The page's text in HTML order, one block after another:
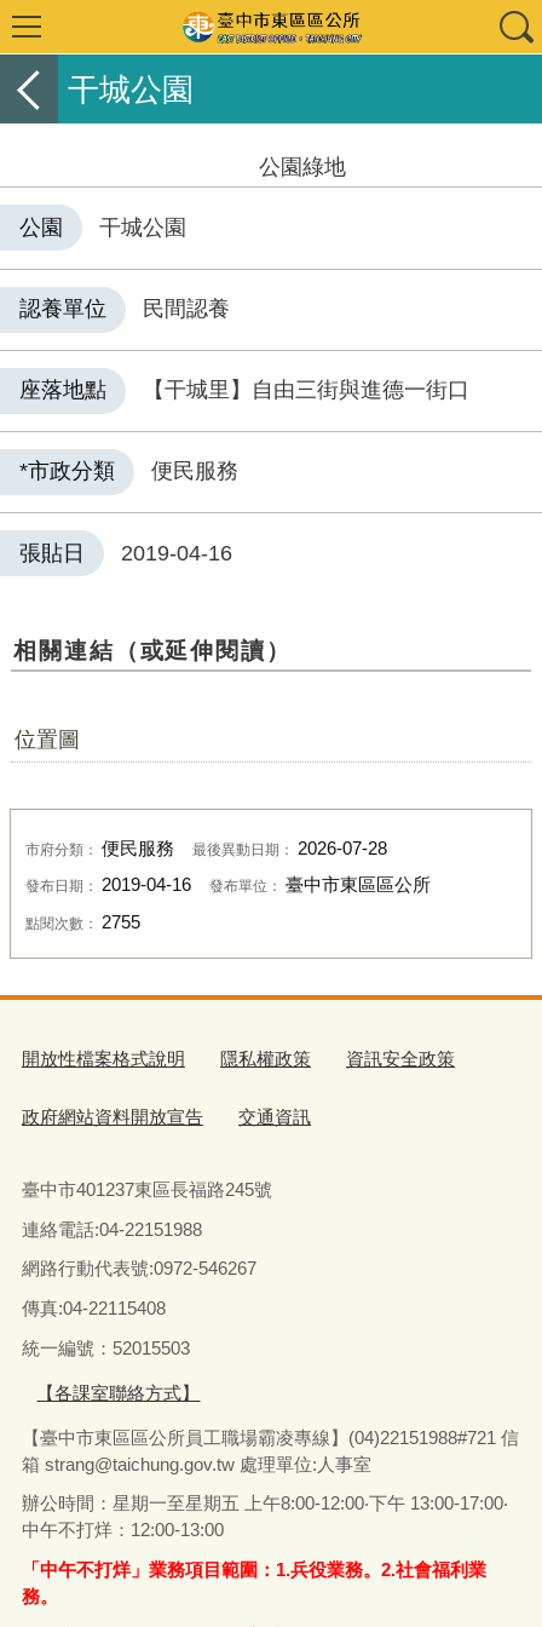
干城公園
公園綠地
公園 干城公園
認養單位 民間認養
座落地點 【干城里】自由三街與進德一街口
*市政分類 便民服務
張貼日 2019-04-16
相關連結（或延伸閱讀）
位置圖
市府分類： 便民服務 最後異動日期： 2026-07-28
發布日期： 2019-04-16 發布單位： 臺中市東區區公所
點閱次數： 2755
開放性檔案格式說明 隱私權政策 資訊安全政策
政府網站資料開放宣告 交通資訊
臺中市401237東區長福路245號
連絡電話:04-22151988
網路行動代表號:0972-546267
傳真:04-22115408
統一編號：52015503
【各課室聯絡方式】
【臺中市東區區公所員工職場霸凌專線】(04)22151988#721 信
箱 strang@taichung.gov.tw處理單位:人事室
辦公時間：星期一至星期五 上午8:00-12:00‧下午 13:00-17:00‧
中午不打烊：12:00-13:00
「中午不打烊」業務項目範圍：1.兵役業務。2.社會福利業
務。